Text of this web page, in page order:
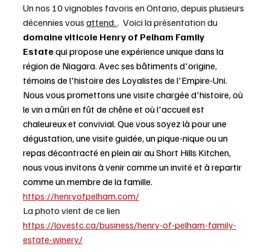
Un nos 10 vignobles favoris en Ontario, depuis plusieurs
décennies vous attend. .  Voici la présentation du
domaine viticole Henry of Pelham Family
Estate qui propose une expérience unique dans la
région de Niagara. Avec ses bâtiments d'origine,
témoins de l'histoire des Loyalistes de l'Empire-Uni.
Nous vous promettons une visite chargée d'histoire, où
le vin a mûri en fût de chêne et où l'accueil est
chaleureux et convivial. Que vous soyez là pour une
dégustation, une visite guidée, un pique-nique ou un
repas décontracté en plein air au Short Hills Kitchen,
nous vous invitons à venir comme un invité et à repartir
comme un membre de la famille.
https://henryofpelham.com/
La photo vient de ce lien
https://lovestc.ca/business/henry-of-pelham-family-
estate-winery/